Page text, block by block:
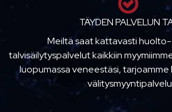
TÄYDEN PALVELUN
Meiltä saat kattavasti huolto-
talvisäilytyspalvelut kaikkiin
luopumassa veneestäsi,